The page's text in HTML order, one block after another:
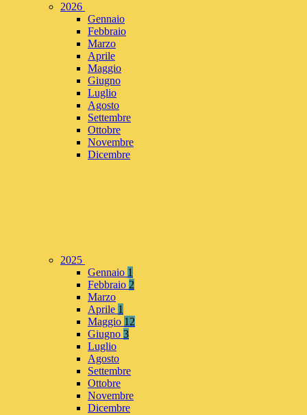
2026
Gennaio
Febbraio
Marzo
Aprile
Maggio
Giugno
Luglio
Agosto
Settembre
Ottobre
Novembre
Dicembre
2025
Gennaio 1
Febbraio 2
Marzo
Aprile 1
Maggio 12
Giugno 3
Luglio
Agosto
Settembre
Ottobre
Novembre
Dicembre